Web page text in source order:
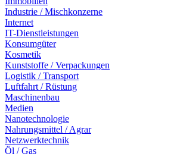
Industrie / Mischkonzerne
Internet
IT-Dienstleistungen
Konsumgüter
Kosmetik
Kunststoffe / Verpackungen
Logistik / Transport
Luftfahrt / Rüstung
Maschinenbau
Medien
Nanotechnologie
Nahrungsmittel / Agrar
Netzwerktechnik
Öl / Gas